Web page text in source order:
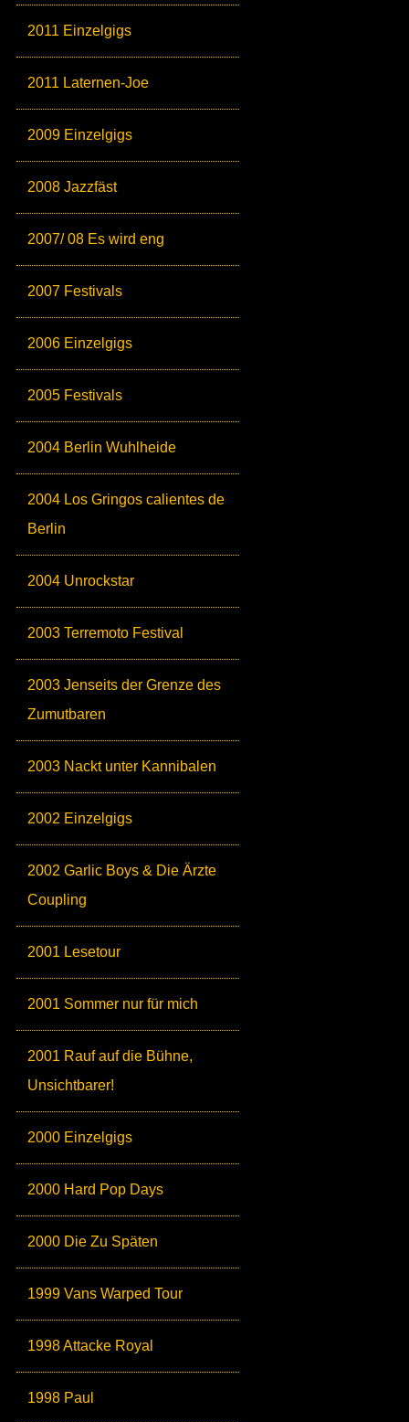
2011 Einzelgigs
2011 Laternen-Joe
2009 Einzelgigs
2008 Jazzfäst
2007/ 08 Es wird eng
2007 Festivals
2006 Einzelgigs
2005 Festivals
2004 Berlin Wuhlheide
2004 Los Gringos calientes de
Berlin
2004 Unrockstar
2003 Terremoto Festival
2003 Jenseits der Grenze des
Zumutbaren
2003 Nackt unter Kannibalen
2002 Einzelgigs
2002 Garlic Boys & Die Ärzte
Coupling
2001 Lesetour
2001 Sommer nur für mich
2001 Rauf auf die Bühne,
Unsichtbarer!
2000 Einzelgigs
2000 Hard Pop Days
2000 Die Zu Späten
1999 Vans Warped Tour
1998 Attacke Royal
1998 Paul